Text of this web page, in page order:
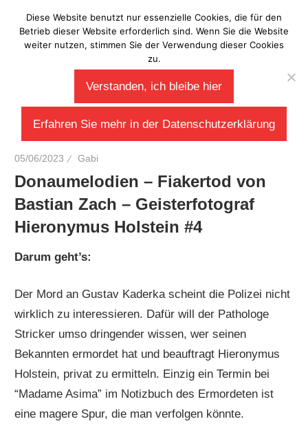
Inhalt
springen
Laberladen
05/06/2023 Gabi
Donaumelodien – Fiakertod von
Bastian Zach – Geisterfotograf
Hieronymus Holstein #4
Darum geht’s:
Der Mord an Gustav Kaderka scheint die Polizei nicht
wirklich zu interessieren. Dafür will der Pathologe
Stricker umso dringender wissen, wer seinen
Bekannten ermordet hat und beauftragt Hieronymus
Holstein, privat zu ermitteln. Einzig ein Termin bei
“Madame Asima” im Notizbuch des Ermordeten ist
eine magere Spur, die man verfolgen könnte.
Diese Website benutzt nur essenzielle Cookies, die für den
Betrieb dieser Website erforderlich sind. Wenn Sie die Website
weiter nutzen, stimmen Sie der Verwendung dieser Cookies
zu.
Verstanden, ich bleibe hier
Erfahren Sie mehr in der Datenschutzerklärung